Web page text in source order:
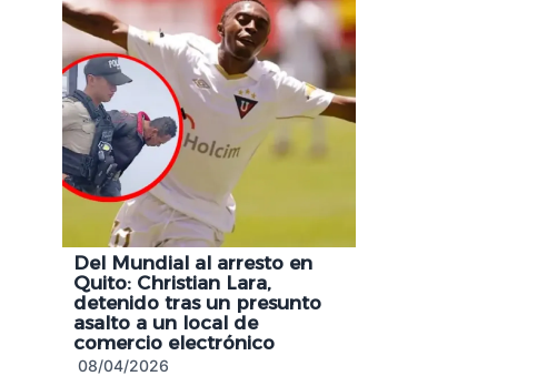
Del Mundial al arresto en
Quito: Christian Lara,
detenido tras un presunto
asalto a un local de
comercio electrónico
08/04/2026